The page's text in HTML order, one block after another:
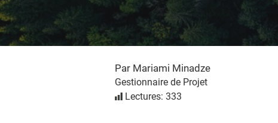
Par Mariami Minadze
Gestionnaire de Projet
Lectures: 333